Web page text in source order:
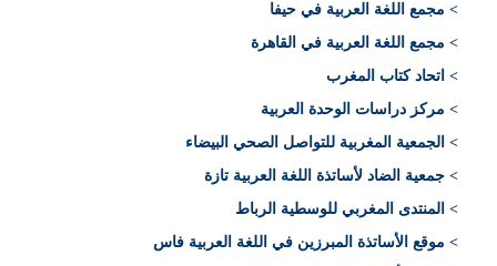
> مجمع اللغة العربية في حيفا
> مجمع اللغة العربية في القاهرة
> اتحاد كتاب المغرب
> مركز دراسات الوحدة العربية
> الجمعية المغربية للتواصل الصحي البيضاء
> جمعية الضاد لأساتذة اللغة العربية تازة
> المنتدى المغربي للوسطية الرباط
> موقع الأساتذة المبرزين في اللغة العربية فاس